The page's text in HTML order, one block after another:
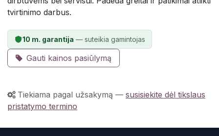
tvirtinimo darbus.
10 m. garantija — suteikia gamintojas
Gauti kainos pasiūlymą
Tiekiama pagal užsakymą — susisiekite dėl tikslaus
pristatymo termino